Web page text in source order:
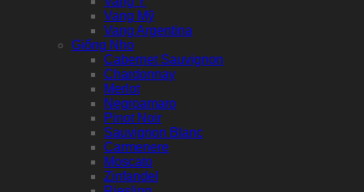
Vang Mỹ
Vang Argentina
Giống Nho
Cabernet Sauvignon
Chardonnay
Merlot
Negroamaro
Pinot Noir
Sauvignon Blanc
Carmenere
Moscato
Zinfandel